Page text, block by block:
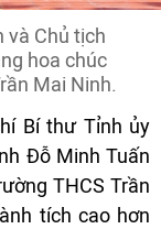
và Chủ tịch
hoa chúc
Mai Ninh.
Bí thư Tỉnh ủy
Đỗ Minh Tuấn
THCS Trần
tích cao hơn